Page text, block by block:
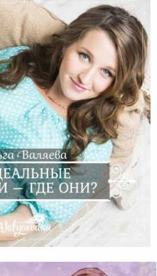
Матери – Где Они?